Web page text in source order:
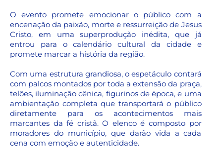
O evento promete emocionar o público com a
encenação da paixão, morte e ressurreição de Jesus
Cristo, em uma superprodução inédita, que já
entrou para o calendário cultural da cidade e
promete marcar a história da região.
Com uma estrutura grandiosa, o espetáculo contará
com palcos montados por toda a extensão da praça,
telões, iluminação cênica, figurinos de época, e uma
ambientação completa que transportará o público
diretamente para os acontecimentos mais
marcantes da fé cristã. O elenco é composto por
moradores do município, que darão vida a cada
cena com emoção e autenticidade.